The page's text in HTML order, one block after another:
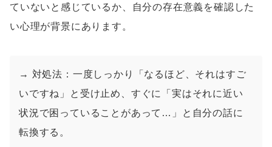
ていないと感じているか、自分の存在意義を確認した
い心理が背景にあります。
→ 対処法：一度しっかり「なるほど、それはすご
いですね」と受け止め、すぐに「実はそれに近い
状況で困っていることがあって…」と自分の話に
転換する。